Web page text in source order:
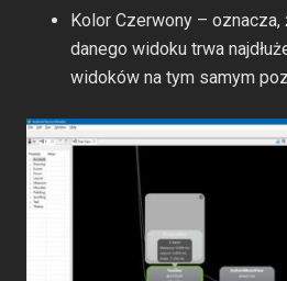
Kolor Czerwony –
danego widoku trwa
widoków na tym samym